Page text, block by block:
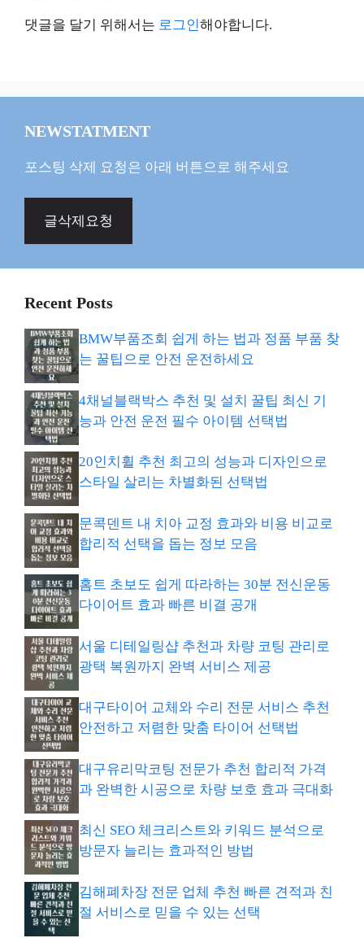
댓글을 달기 위해서는 로그인해야합니다.
NEWSTATMENT
포스팅 삭제 요청은 아래 버튼으로 해주세요
글삭제요청
Recent Posts
BMW부품조회 쉽게 하는 법과 정품 부품 찾
는 꿀팁으로 안전 운전하세요
4채널블랙박스 추천 및 설치 꿀팁 최신 기
능과 안전 운전 필수 아이템 선택법
20인치휠 추천 최고의 성능과 디자인으로
스타일 살리는 차별화된 선택법
문콕덴트 내 치아 교정 효과와 비용 비교로
합리적 선택을 돕는 정보 모음
홈트 초보도 쉽게 따라하는 30분 전신운동
다이어트 효과 빠른 비결 공개
서울 디테일링샵 추천과 차량 코팅 관리로
광택 복원까지 완벽 서비스 제공
대구타이어 교체와 수리 전문 서비스 추천
안전하고 저렴한 맞춤 타이어 선택법
대구유리막코팅 전문가 추천 합리적 가격
과 완벽한 시공으로 차량 보호 효과 극대화
최신 SEO 체크리스트와 키워드 분석으로
방문자 늘리는 효과적인 방법
김해폐차장 전문 업체 추천 빠른 견적과 친
절 서비스로 믿을 수 있는 선택